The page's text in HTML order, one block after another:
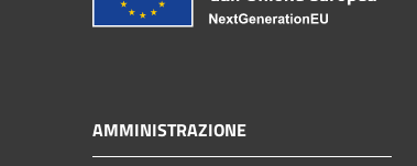
AMMINISTRAZIONE